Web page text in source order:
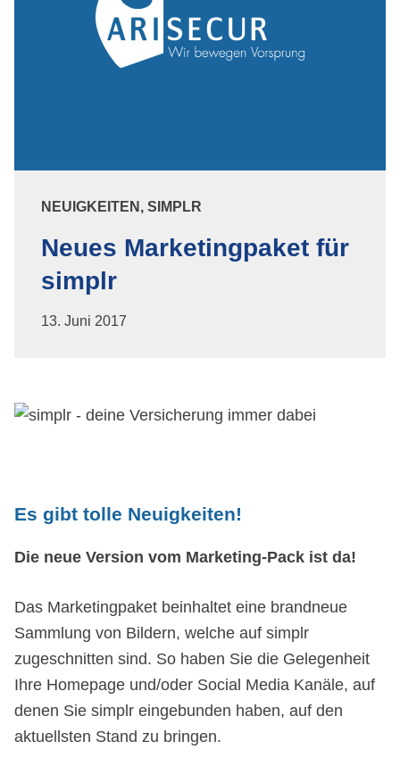
NEUIGKEITEN, SIMPLR
Neues Marketingpaket für
simplr
13. Juni 2017
Es gibt tolle Neuigkeiten!
Die neue Version vom Marketing-Pack ist da!
Das Marketingpaket beinhaltet eine brandneue
Sammlung von Bildern, welche auf simplr
zugeschnitten sind. So haben Sie die Gelegenheit
Ihre Homepage und/oder Social Media Kanäle, auf
denen Sie simplr eingebunden haben, auf den
aktuellsten Stand zu bringen.